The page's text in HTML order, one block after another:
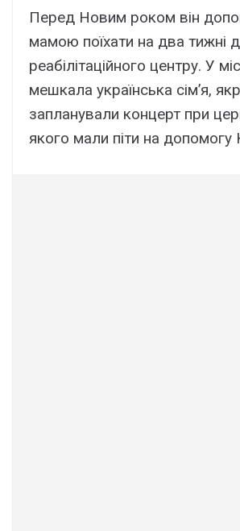
Перед Новим роком він
мамою поїхати на два тижні
реабілітаційного центру. У
мешкала українська сім’я,
запланували концерт при
якого мали піти на допомогу